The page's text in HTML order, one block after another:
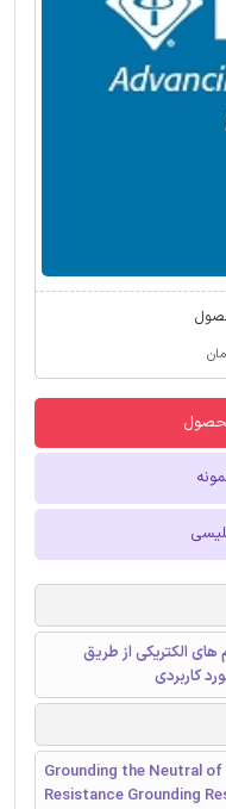
الکتریکی از طریق
کاربردی
Grounding the Neutral
Resistance Grounding